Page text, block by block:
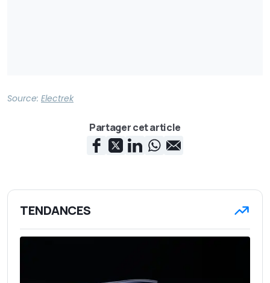
Source: Electrek
Partager cet article
TENDANCES